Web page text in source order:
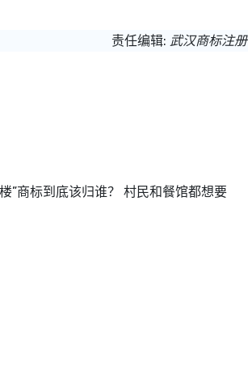
责任编辑: 武汉商标注册
”商标到底该归谁？ 村民和餐馆都想要